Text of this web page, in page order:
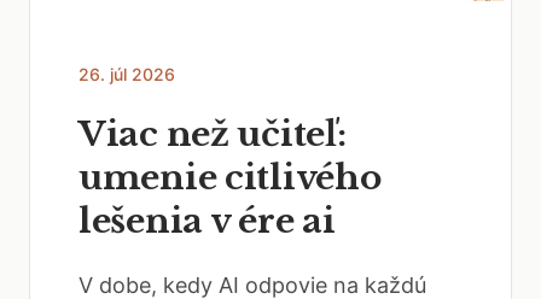
26. júl 2026
Viac než učiteľ:
umenie citlivého
lešenia v ére ai
V dobe, kedy AI odpovie na každú